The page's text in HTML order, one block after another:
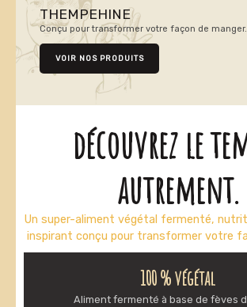
FR
THEMPEHINE
Conçu pour transformer votre façon de manger.
VOIR NOS PRODUITS
découvrez le
autrement.
Un super-aliment végétal fermenté,
inspirant conçu pour transformer votre
100 % végétal
Aliment fermenté à base de fèves